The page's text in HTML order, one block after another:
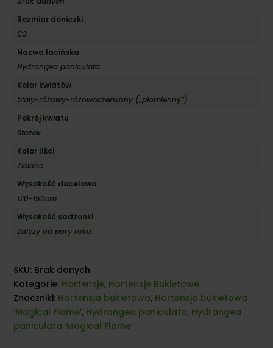
Rozmiar doniczki
C3
Nazwa łacińska
Hydrangea paniculata
Kolor kwiatów
biały-różowy-różowoczerwony („płomienny”)
Pokrój kwiatu
Stożek
Kolor liści
Zielone
Wysokość docelowa
120-150cm
Wysokość sadzonki
Zależy od pory roku
SKU: Brak danych
Kategorie: Hortensje, Hortensje Bukietowe
Znaczniki: Hortensja bukietowa, Hortensja bukietowa
‘Magical Flame’, Hydrangea paniculata, Hydrangea
paniculata ‘Magical Flame’